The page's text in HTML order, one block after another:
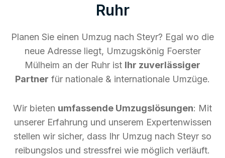
Ruhr
Planen Sie einen Umzug nach Steyr? Egal wo die
neue Adresse liegt, Umzugskönig Foerster
Mülheim an der Ruhr ist Ihr zuverlässiger
Partner für nationale & internationale Umzüge.
Wir bieten umfassende Umzugslösungen: Mit
unserer Erfahrung und unserem Expertenwissen
stellen wir sicher, dass Ihr Umzug nach Steyr so
reibungslos und stressfrei wie möglich verläuft.